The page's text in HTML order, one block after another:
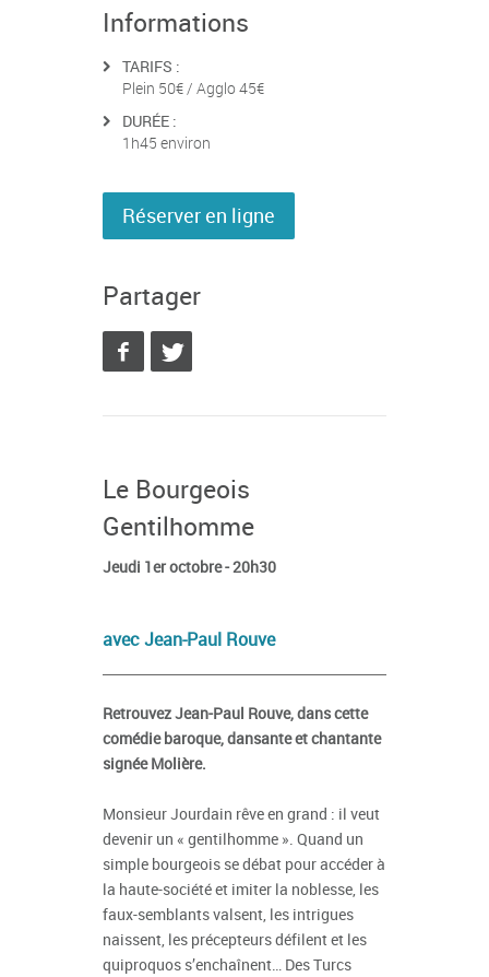
Informations
TARIFS :
Plein 50€ / Agglo 45€
DURÉE :
1h45 environ
Réserver en ligne
Partager
Le Bourgeois
Gentilhomme
Jeudi 1er octobre - 20h30
avec Jean-Paul Rouve
Retrouvez Jean-Paul Rouve, dans cette
comédie baroque, dansante et chantante
signée Molière.
Monsieur Jourdain rêve en grand : il veut
devenir un « gentilhomme ». Quand un
simple bourgeois se débat pour accéder à
la haute-société et imiter la noblesse, les
faux-semblants valsent, les intrigues
naissent, les précepteurs défilent et les
quiproquos s’enchaînent… Des Turcs